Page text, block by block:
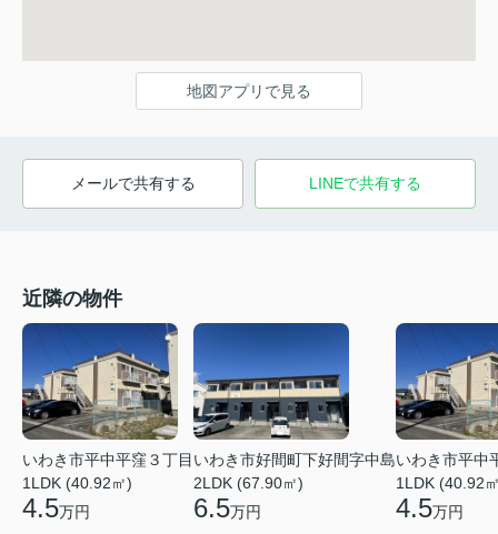
地図アプリで見る
メールで共有する LINEで共有する
近隣の物件
いわき市平中平窪３丁目
1LDK (40.92㎡)
4.5万円
いわき市好間町下好間字中島
2LDK (67.90㎡)
6.5万円
いわき市平中
1LDK (40.92
4.5万円